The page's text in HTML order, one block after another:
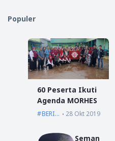
Populer
60 Peserta Ikuti
Agenda MORHES
BERITA 28 Okt 2019
Seman